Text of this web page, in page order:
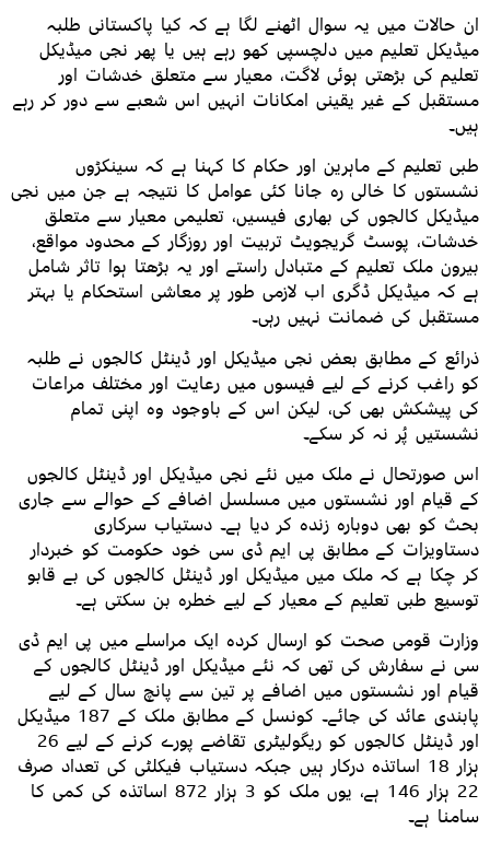
ان حالات میں یہ سوال اٹھنے لگا ہے کہ کیا پاکستانی طلبہ
میڈیکل تعلیم میں دلچسپی کھو رہے ہیں یا پھر نجی میڈیکل
تعلیم کی بڑھتی ہوئی لاگت، معیار سے متعلق خدشات اور
مستقبل کے غیر یقینی امکانات انہیں اس شعبے سے دور کر رہے
ہیں۔
طبی تعلیم کے ماہرین اور حکام کا کہنا ہے کہ سینکڑوں
نشستوں کا خالی رہ جانا کئی عوامل کا نتیجہ ہے جن میں نجی
میڈیکل کالجوں کی بھاری فیسیں، تعلیمی معیار سے متعلق
خدشات، پوسٹ گریجویٹ تربیت اور روزگار کے محدود مواقع،
بیرون ملک تعلیم کے متبادل راستے اور یہ بڑھتا ہوا تاثر شامل
ہے کہ میڈیکل ڈگری اب لازمی طور پر معاشی استحکام یا بہتر
مستقبل کی ضمانت نہیں رہی۔
ذرائع کے مطابق بعض نجی میڈیکل اور ڈینٹل کالجوں نے طلبہ
کو راغب کرنے کے لیے فیسوں میں رعایت اور مختلف مراعات
کی پیشکش بھی کی، لیکن اس کے باوجود وہ اپنی تمام
نشستیں پُر نہ کر سکے۔
اس صورتحال نے ملک میں نئے نجی میڈیکل اور ڈینٹل کالجوں
کے قیام اور نشستوں میں مسلسل اضافے کے حوالے سے جاری
بحث کو بھی دوبارہ زندہ کر دیا ہے۔ دستیاب سرکاری
دستاویزات کے مطابق پی ایم ڈی سی خود حکومت کو خبردار
کر چکا ہے کہ ملک میں میڈیکل اور ڈینٹل کالجوں کی بے قابو
توسیع طبی تعلیم کے معیار کے لیے خطرہ بن سکتی ہے۔
وزارت قومی صحت کو ارسال کردہ ایک مراسلے میں پی ایم ڈی
سی نے سفارش کی تھی کہ نئے میڈیکل اور ڈینٹل کالجوں کے
قیام اور نشستوں میں اضافے پر تین سے پانچ سال کے لیے
پابندی عائد کی جائے۔ کونسل کے مطابق ملک کے 187 میڈیکل
اور ڈینٹل کالجوں کو ریگولیٹری تقاضے پورے کرنے کے لیے 26
ہزار 18 اساتذہ درکار ہیں جبکہ دستیاب فیکلٹی کی تعداد صرف
22 ہزار 146 ہے، یوں ملک کو 3 ہزار 872 اساتذہ کی کمی کا
سامنا ہے۔